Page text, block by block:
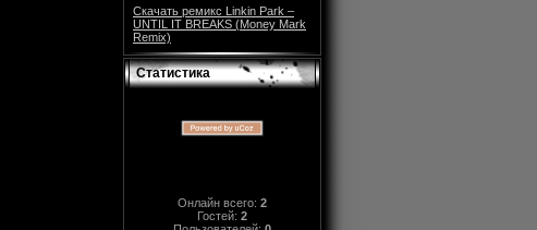
Скачать ремикс Linkin Park –
UNTIL IT BREAKS (Money Mark
Remix)
Статистика
Онлайн всего: 2
Гостей: 2